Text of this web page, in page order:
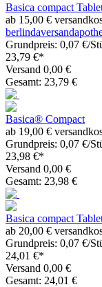
Basica compact
ab 15,00 €
Grundpreis: 0,07 €/
23,79 €*
Versand 0,00 €
Gesamt: 23,79 €
Basica® Compact
ab 19,00 €
Grundpreis: 0,07 €/
23,98 €*
Versand 0,00 €
Gesamt: 23,98 €
Basica compact
ab 20,00 €
Grundpreis: 0,07 €/
24,01 €*
Versand 0,00 €
Gesamt: 24,01 €